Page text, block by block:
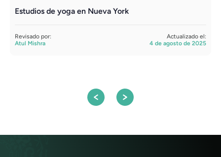
Estudios de yoga en Nueva York
Revisado por:
Atul Mishra
Actualizado el:
4 de agosto de 2025